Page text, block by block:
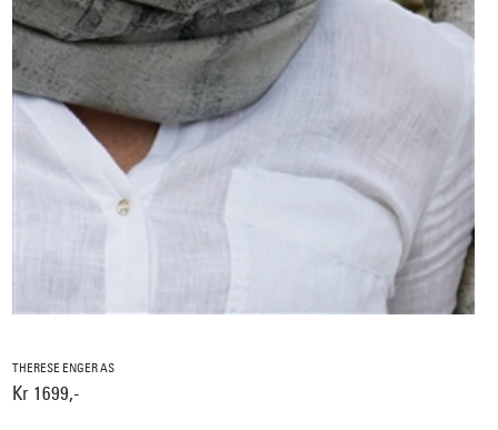
THERESE ENGER AS
Kr 1699,-